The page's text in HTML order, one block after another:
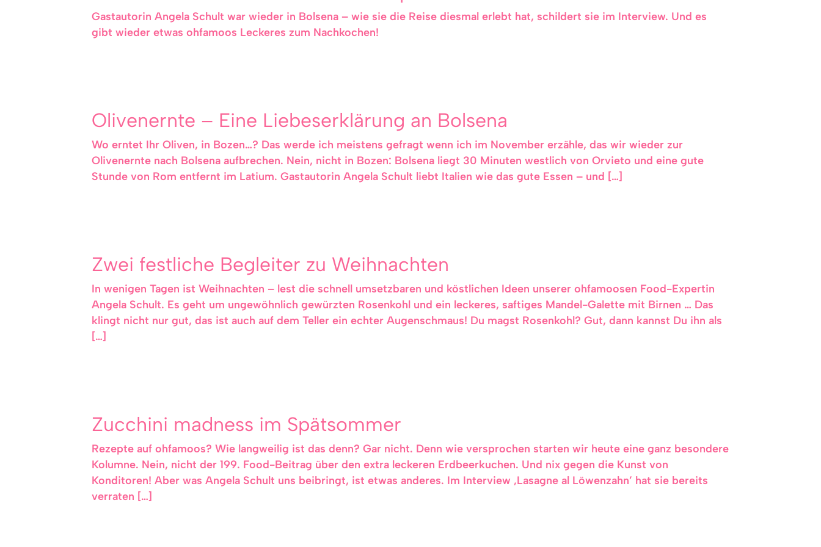
Gastautorin Angela Schult war wieder in Bolsena – wie sie die Reise diesmal erlebt hat, schildert sie im Interview. Und es
gibt wieder etwas ohfamoos Leckeres zum Nachkochen!
Olivenernte – Eine Liebeserklärung an Bolsena
Wo erntet Ihr Oliven, in Bozen…? Das werde ich meistens gefragt wenn ich im November erzähle, das wir wieder zur
Olivenernte nach Bolsena aufbrechen. Nein, nicht in Bozen: Bolsena liegt 30 Minuten westlich von Orvieto und eine gute
Stunde von Rom entfernt im Latium. Gastautorin Angela Schult liebt Italien wie das gute Essen – und […]
Zwei festliche Begleiter zu Weihnachten
In wenigen Tagen ist Weihnachten – lest die schnell umsetzbaren und köstlichen Ideen unserer ohfamoosen Food-Expertin
Angela Schult. Es geht um ungewöhnlich gewürzten Rosenkohl und ein leckeres, saftiges Mandel-Galette mit Birnen … Das
klingt nicht nur gut, das ist auch auf dem Teller ein echter Augenschmaus! Du magst Rosenkohl? Gut, dann kannst Du ihn als
[…]
Zucchini madness im Spätsommer
Rezepte auf ohfamoos? Wie langweilig ist das denn? Gar nicht. Denn wie versprochen starten wir heute eine ganz besondere
Kolumne. Nein, nicht der 199. Food-Beitrag über den extra leckeren Erdbeerkuchen. Und nix gegen die Kunst von
Konditoren! Aber was Angela Schult uns beibringt, ist etwas anderes. Im Interview ‚Lasagne al Löwenzahn’ hat sie bereits
verraten […]